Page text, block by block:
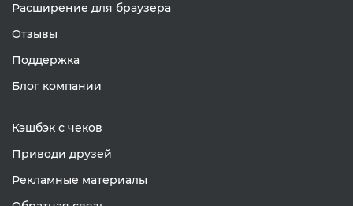
Расширение для браузера
Отзывы
Поддержка
Блог компании
Кэшбэк с чеков
Приводи друзей
Рекламные материалы